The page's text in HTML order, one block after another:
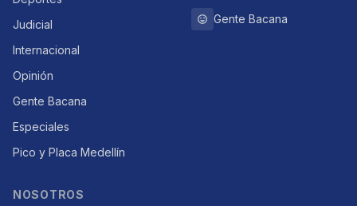
Judicial
Internacional
Opinión
Gente Bacana
Especiales
Pico y Placa Medellín
Gente Bacana
NOSOTROS